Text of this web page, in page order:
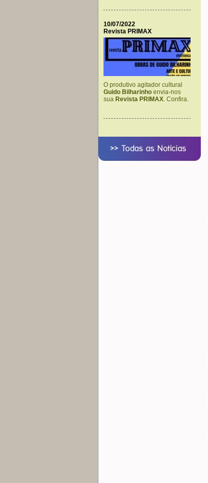
10/07/2022
Revista PRIMAX
O produtivo agitador cultural
Guido Bilharinho envia-nos
sua Revista PRIMAX. Confira.